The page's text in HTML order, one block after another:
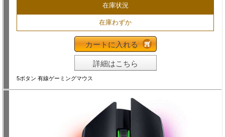
在庫状況
在庫わずか
カートに入れる
詳細はこちら
5ボタン 有線ゲーミングマウス